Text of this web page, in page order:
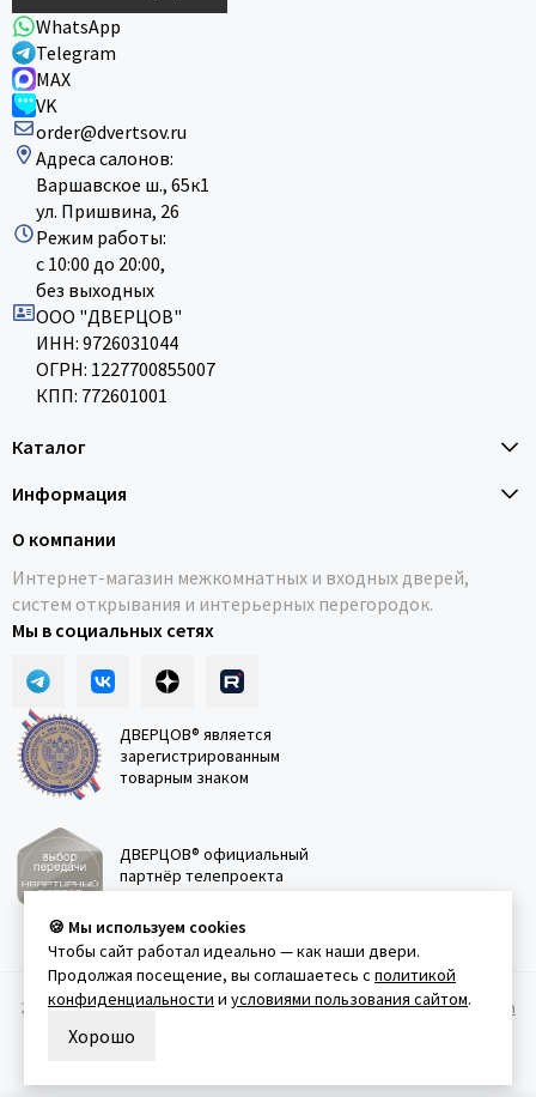
WhatsApp
Telegram
MAX
VK
order@dvertsov.ru
Адреса салонов:
Варшавское ш., 65к1
ул. Пришвина, 26
Режим работы:
с 10:00 до 20:00,
без выходных
ООО "ДВЕРЦОВ"
ИНН: 9726031044
ОГРН: 1227700855007
КПП: 772601001
Каталог
Информация
О компании
Интернет-магазин межкомнатных и входных дверей,
систем открывания и интерьерных перегородок.
Мы в социальных сетях
ДВЕРЦОВ® является
зарегистрированным
товарным знаком
ДВЕРЦОВ® официальный
партнёр телепроекта
2011-2026 © Дверцов.Карта сайта Публичная оферта Политика
конфеденциальности
🍪 Мы используем cookies
Чтобы сайт работал идеально — как наши двери.
Продолжая посещение, вы соглашаетесь с политикой
конфиденциальности и условиями пользования сайтом.
Хорошо